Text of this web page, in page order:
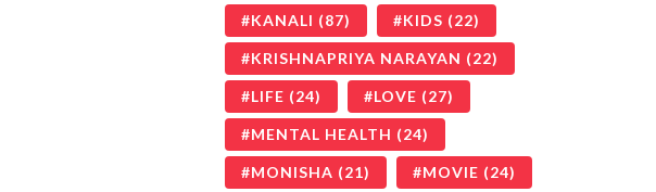
KANALI (87) KIDS (22)
KRISHNAPRIYA NARAYAN (22)
LIFE (24) LOVE (27)
MENTAL HEALTH (24)
MONISHA (21) MOVIE (24)